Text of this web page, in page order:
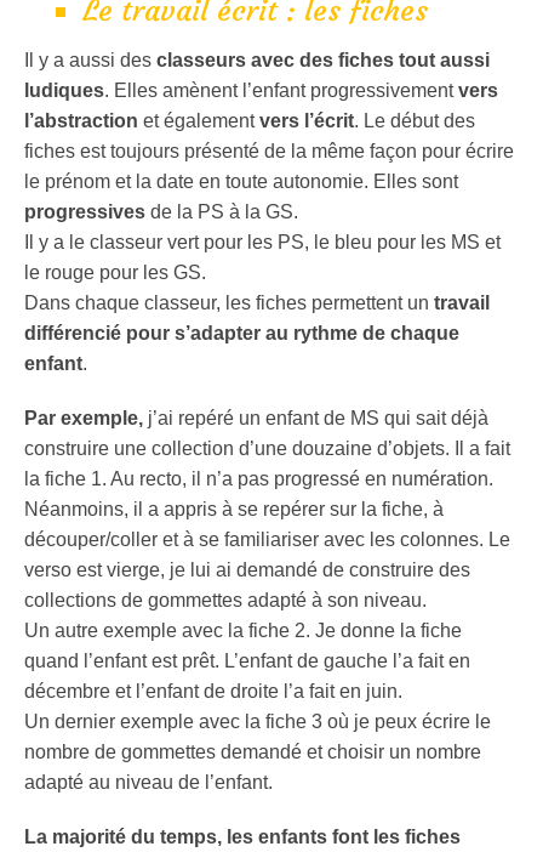
Le travail écrit : les fiches
Il y a aussi des classeurs avec des fiches tout aussi
ludiques. Elles amènent l’enfant progressivementvers
l’abstraction et égalementvers l’écrit. Le début des
fiches est toujours présenté de la même façon pour écrire
le prénom et la date en toute autonomie. Elles sont
progressives de la PS à la GS.
Il y a le classeur vert pour les PS, le bleu pour les MS et
le rouge pour les GS.
Dans chaque classeur, les fiches permettent un travail
différencié pour s’adapter au rythme de chaque
enfant.
Par exemple, j’ai repéré un enfant de MS qui sait déjà
construire une collection d’une douzaine d’objets. Il a fait
la fiche 1. Au recto, il n’a pas progressé en numération.
Néanmoins, il a appris à se repérer sur la fiche, à
découper/coller et à se familiariser avec les colonnes. Le
verso est vierge, je lui ai demandé de construire des
collections de gommettes adapté à son niveau.
Un autre exemple avec la fiche 2. Je donne la fiche
quand l’enfant est prêt. L’enfant de gauche l’a fait en
décembre et l’enfant de droite l’a fait en juin.
Un dernier exemple avec la fiche 3 où je peux écrire le
nombre de gommettes demandé et choisir un nombre
adapté au niveau de l’enfant.
La majorité du temps, les enfants font les fiches